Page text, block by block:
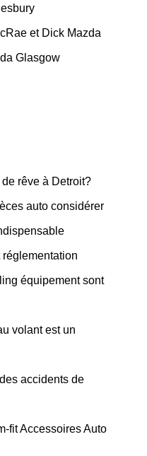
et Dick Mazda
Glasgow
rêve à Detroit?
auto considérer
équipement sont
volant est un
accidents de
fit Accessoires Auto